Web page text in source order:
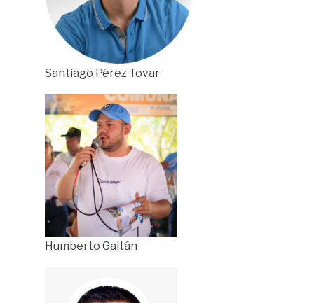
Santiago Pérez Tovar
Humberto Gaitán